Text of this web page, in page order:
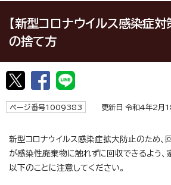
【新型コロナウイルス感染症対
の捨て方
ページ番号1009383 更新日 令和4年2月
新型コロナウイルス感染症拡大防止のため、
が感染性廃棄物に触れずに回収できるよう、
以下のことに注意してください。